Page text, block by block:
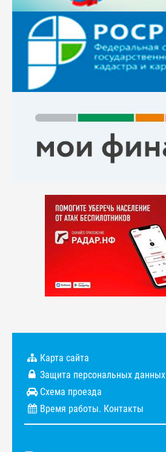
Карта сайта
Защита персональных данных
Схема проезда
Время работы. Контакты